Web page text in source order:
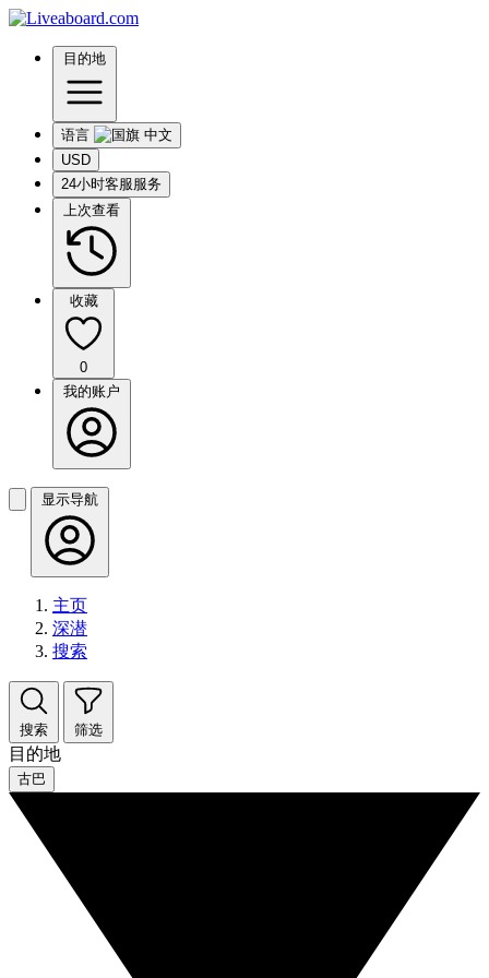
目的地
语言
USD
24小时客服服务
上次查看
收藏
0
我的账户
显示导航
主页
深潜
搜索
搜索 筛选
目的地
古巴